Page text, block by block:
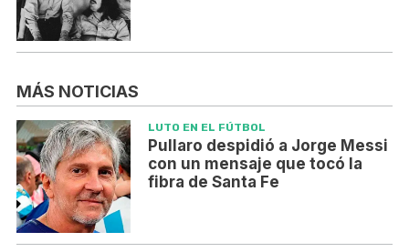
MÁS NOTICIAS
LUTO EN EL FÚTBOL
Pullaro despidió a Jorge Messi
con un mensaje que tocó la
fibra de Santa Fe